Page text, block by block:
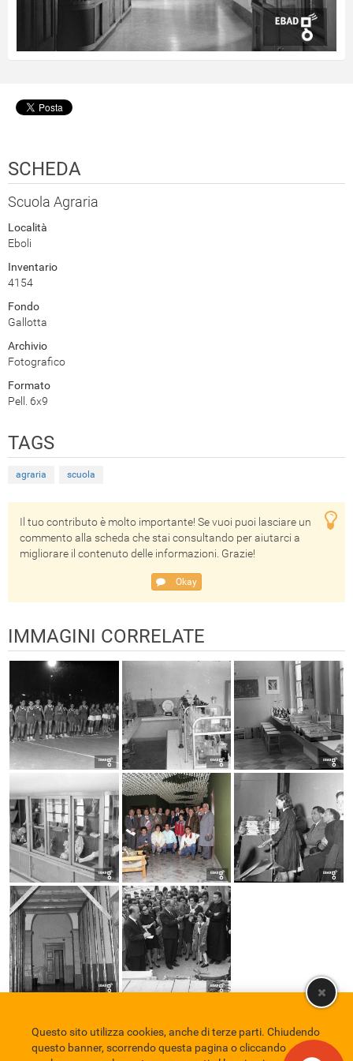
SCHEDA
Scuola Agraria
Località
Eboli
Inventario
4154
Fondo
Gallotta
Archivio
Fotografico
Formato
Pell. 6x9
TAGS
agraria scuola
Il tuo contributo è molto importante! Se vuoi puoi lasciare un
commento alla scheda che stai consultando per aiutarci a
migliorare il contenuto delle informazioni. Grazie!
Okay
IMMAGINI CORRELATE
Comune di Eboli Servizio Bibliotecario Nazionale
Privacy policy
Questo sito utilizza cookies, anche di terze parti. Chiudendo
questo banner, scorrendo questa pagina o cliccando